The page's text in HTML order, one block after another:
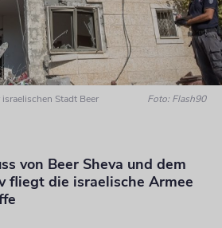
Stadt Beer
Foto: Flash90
von Beer Sheva und dem
fliegt die israelische Armee